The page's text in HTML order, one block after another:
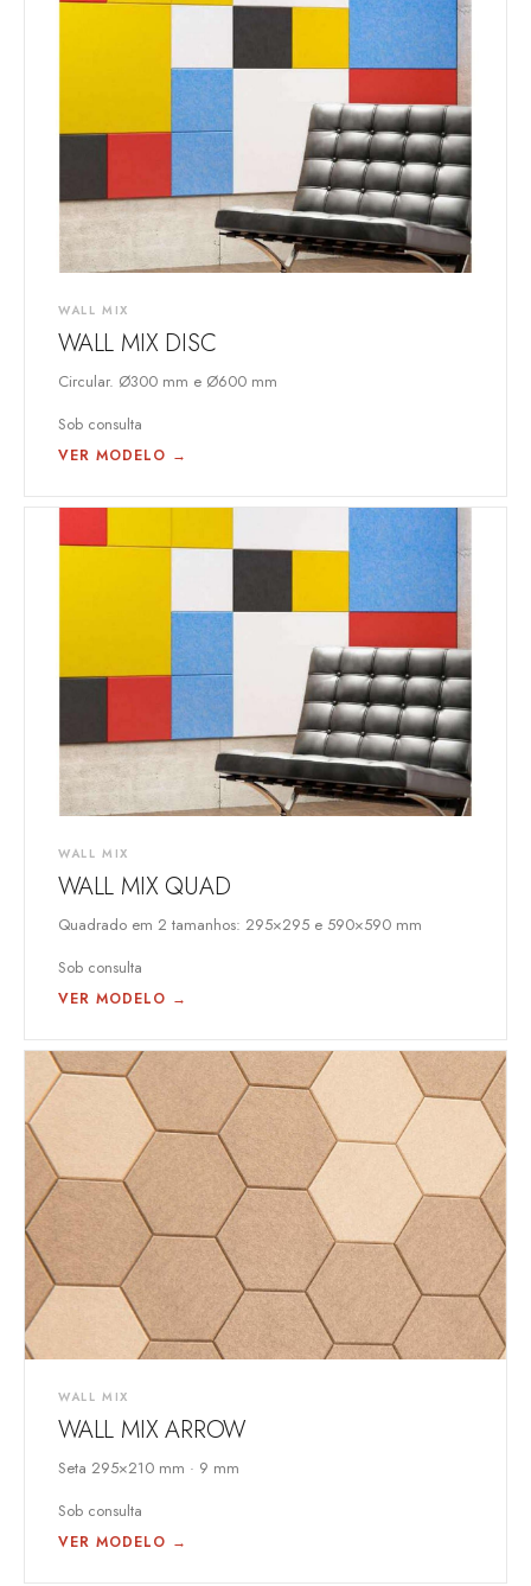
WALL MIX
WALL MIX DISC
Circular. Ø300 mm e Ø600 mm
Sob consulta
VER MODELO →
WALL MIX
WALL MIX QUAD
Quadrado em 2 tamanhos: 295×295 e 590×590 mm
Sob consulta
VER MODELO →
WALL MIX
WALL MIX ARROW
Seta 295×210 mm · 9 mm
Sob consulta
VER MODELO →